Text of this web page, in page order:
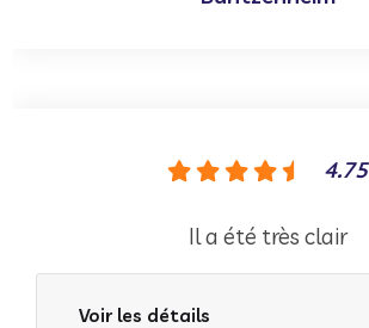
4.75
Il a été très clair
Voir les détails